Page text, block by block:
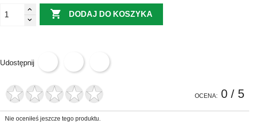
 DODAJ DO KOSZYKA
Udostępnij
OCENA: 0/ 5
Nie oceniłeś jeszcze tego produktu.